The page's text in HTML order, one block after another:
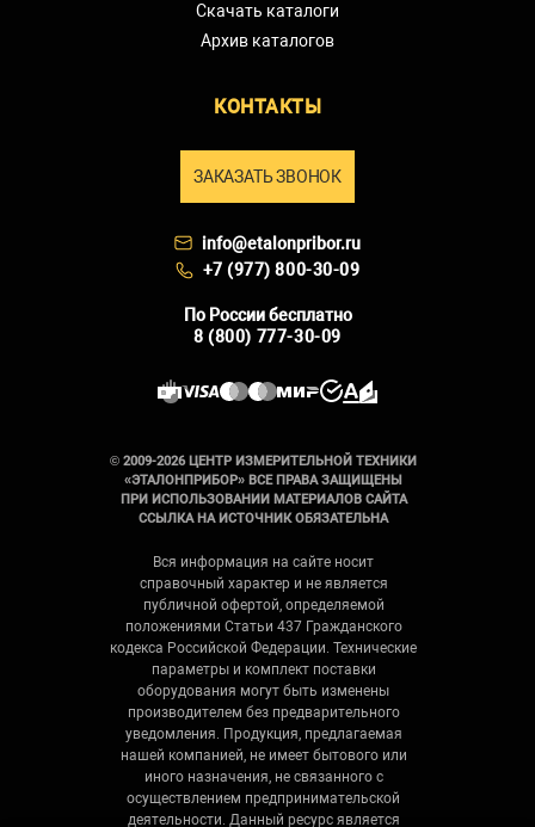
Скачать каталоги
Архив каталогов
КОНТАКТЫ
ЗАКАЗАТЬ ЗВОНОК
info@etalonpribor.ru
+7 (977) 800-30-09
По России бесплатно
8 (800) 777-30-09
© 2009-2026 ЦЕНТР ИЗМЕРИТЕЛЬНОЙ ТЕХНИКИ
«ЭТАЛОНПРИБОР» ВСЕ ПРАВА ЗАЩИЩЕНЫ
ПРИ ИСПОЛЬЗОВАНИИ МАТЕРИАЛОВ САЙТА
ССЫЛКА НА ИСТОЧНИК ОБЯЗАТЕЛЬНА
Вся информация на сайте носит
справочный характер и не является
публичной офертой, определяемой
положениями Статьи 437 Гражданского
кодекса Российской Федерации. Технические
параметры и комплект поставки
оборудования могут быть изменены
производителем без предварительного
уведомления. Продукция, предлагаемая
нашей компанией, не имеет бытового или
иного назначения, не связанного с
осуществлением предпринимательской
деятельности. Данный ресурс является